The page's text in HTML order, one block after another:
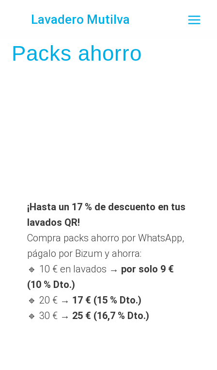
Lavadero Mutilva
Packs ahorro
¡Hasta un 17 % de descuento en tus
lavados QR!
Compra packs ahorro por WhatsApp,
págalo por Bizum y ahorra:
🔹 10 € en lavados → por solo 9 €
(10 % Dto.)
🔹 20 € → 17 € (15 % Dto.)
🔹 30 € → 25 € (16,7 % Dto.)